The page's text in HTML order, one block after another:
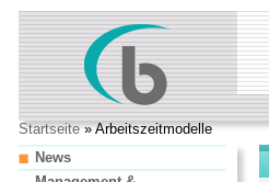
Startseite» Arbeitszeitmodelle
News